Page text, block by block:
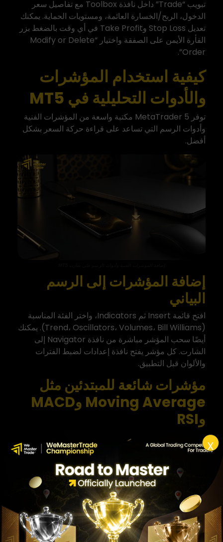
X
تبويب “Trade” داخل نافذة Toolbox مع تفاصيل سعر
الدخول، الربح/الخسارة العائمة، ومستويات الحماية. يمكنك
تعديل Stop Loss وTake Profit في أي وقت بالضغط بزر
الفأرة الأيمن على الصفقة واختيار “Modify or Delete
Order”.
كيفية استخدام المؤشرات
والأدوات التحليلية في MT5
توفر MetaTrader 5 مكتبة واسعة من المؤشرات الفنية
وأدوات الرسم التي تساعد على قراءة حركة السعر بشكل
أفضل.
إضافة المؤشرات إلى الرسم
البياني
افتح قائمة Insert ثم Indicators، واختر الفئة المناسبة
(Trend، Oscillators، Volumes، Bill Williams). يمكنك
أيضًا سحب المؤشر مباشرة من نافذة Navigator إلى
الشارت. كل مؤشر يفتح نافذة إعدادات لضبط الفترات
والألوان قبل التطبيق.
مؤشرات شائعة للمبتدئين مثل
Moving Average وMACD
وRSI
من بين المؤشرات الأكثر استخدامًا بين المبتدئين:
يُظهر متوسط السعر خلال
فترة معينة لتحديد الاتجاه العام.
يساعد على رصد قوة الاتجاه ونقاط
التقاطع المحتملة.
RSI: يقيس قوة الزخم ويُستخدم للتعرف على
مناطق التشبع الشرائي والبيعي.
هذه المؤشرات مجرد أدوات مساعدة وليست توصيات، ولا